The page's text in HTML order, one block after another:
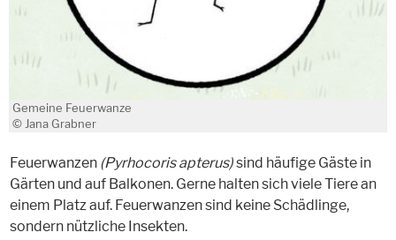
Gemeine Feuerwanze
© Jana Grabner
Feuerwanzen (Pyrhocoris apterus)sind häufige Gäste in
Gärten und auf Balkonen. Gerne halten sich viele Tiere an
einem Platz auf. Feuerwanzen sind keine Schädlinge,
sondern nützliche Insekten.